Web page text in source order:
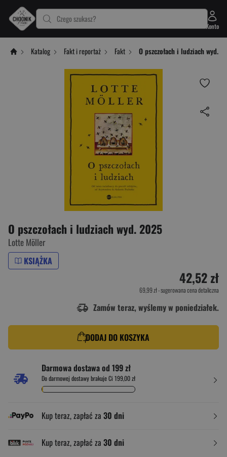
Czego szukasz?
Konto
Katalog Fakt i reportaż Fakt O pszczołach i ludziach wyd.
O pszczołach i ludziach wyd. 2025
Lotte Möller
KSIĄŻKA
42,52 zł
69,99 zł- sugerowana cena detaliczna
Zamów teraz, wyślemy w poniedziałek.
DODAJ DO KOSZYKA
Darmowa dostawa od 199 zł
Do darmowej dostawy brakuje Ci 199,00 zł
Kup teraz, zapłać za 30 dni
Kup teraz, zapłać za 30 dni